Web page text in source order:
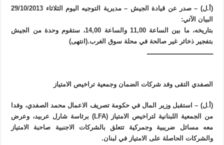
(أ.ل) – صدر عن قيادة الجيش – مديرية التوجيه اليوم الثلاثاء 29/10/2013
البيان الآتي:
بتاريخه، ما بين الساعة 11,00 والساعة 14,00، ستقوم وحدة من الجيش
بتفجير ذخائر غير صالحة في محلة سوق الغرب.(انتهى)
ـــــــــــــــــــــــــــــــــ
الصفدي التقى وفد شركات الضمان وجمعية تراخيص الامتياز
(أ.ل) – استقبل وزير المال في حكومة تصريف الاعمال محمد الصفدي، وفدا
من الجمعية اللبنانية لتراخيص الامتياز (LFA) برئاسة شارل عربيد، وعرض
معه مسائل ضريبية وجمركية تتعلق بالشركات الاجنبية صاحبة الامتياز
والشركات الحاصلة على الامتياز في لبنان.